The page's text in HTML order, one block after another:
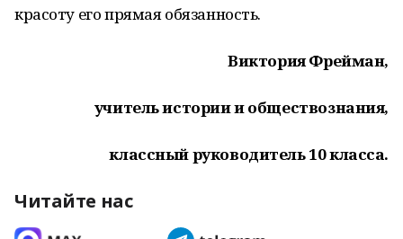
красоту его прямая обязанность.
Виктория Фрейман,
учитель истории и обществознания,
классный руководитель 10 класса.
Читайте нас